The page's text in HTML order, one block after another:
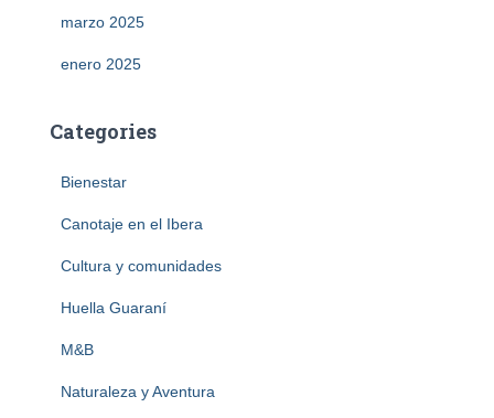
marzo 2025
enero 2025
Categories
Bienestar
Canotaje en el Ibera
Cultura y comunidades
Huella Guaraní
M&B
Naturaleza y Aventura